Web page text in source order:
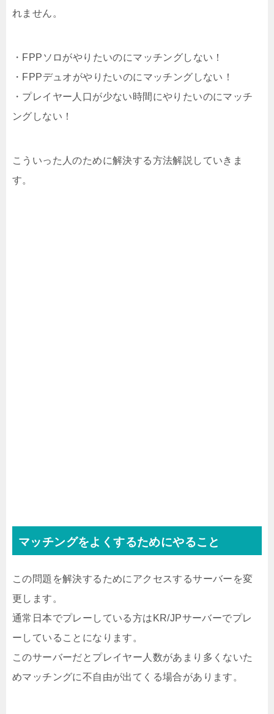
れません。
・FPPソロがやりたいのにマッチングしない！
・FPPデュオがやりたいのにマッチングしない！
・プレイヤー人口が少ない時間にやりたいのにマッチ
ングしない！
こういった人のために解決する方法解説していきま
す。
マッチングをよくするためにやること
この問題を解決するためにアクセスするサーバーを変
更します。
通常日本でプレーしている方はKR/JPサーバーでプレ
ーしていることになります。
このサーバーだとプレイヤー人数があまり多くないた
めマッチングに不自由が出てくる場合があります。